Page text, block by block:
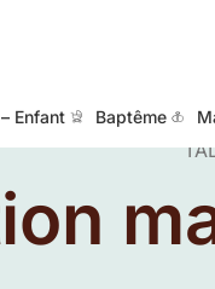
Enfant Baptême